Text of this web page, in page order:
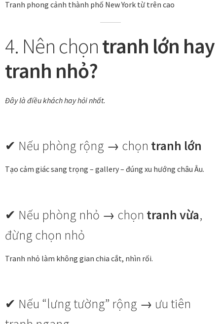
Tranh phong cảnh thành phố New York từ trên cao
4. Nên chọntranh lớn hay
tranh nhỏ?
Đây là điều khách hay hỏi nhất.
✔ Nếu phòng rộng → chọn tranh lớn
Tạo cảm giác sang trọng – gallery – đúng xu hướng châu Âu.
✔ Nếu phòng nhỏ → chọn tranh vừa,
đừng chọn nhỏ
Tranh nhỏ làm không gian chia cắt, nhìn rối.
✔ Nếu “lưng tường” rộng → ưu tiên